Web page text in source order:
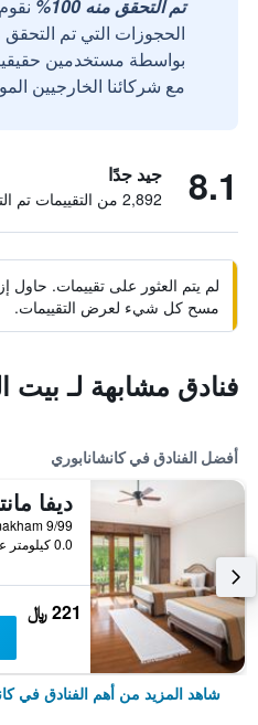
تم التحقق منه 100%
الحجوزات التي تم
مع شركائنا الخارجيين
8.1 جيد جدًا
2,892 من التقييمات تم التحقق منها
لم يتم العثور على تقييمات. حاول
مسح كل شيء لعرض التقييمات.
فنادق مشابهة لـ بيت
أفضل الفنادق في كانشانابوري
0.0 كيلومتر عن وسط المدينة
221 ﷼
شاهد المزيد من أهم الفنادق في